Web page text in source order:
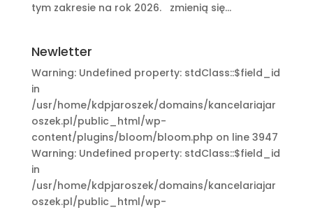
tym zakresie na rok 2026. zmienią się...
Newletter
Warning: Undefined property: stdClass::$field_id
in
/usr/home/kdpjaroszek/domains/kancelariajar
oszek.pl/public_html/wp-
content/plugins/bloom/bloom.php on line 3947
Warning: Undefined property: stdClass::$field_id
in
/usr/home/kdpjaroszek/domains/kancelariajar
oszek.pl/public_html/wp-